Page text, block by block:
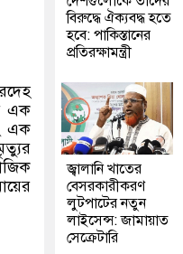
এক
এক
বিরুদ্ধে ঐক্যবদ্ধ হতে
হবে: পাকিস্তানের
প্রতিরক্ষামন্ত্রী
জ্বালানি খাতের
বেসরকারীকরণ
লুটপাটের নতুন
লাইসেন্স: জামায়াত
সেক্রেটারি